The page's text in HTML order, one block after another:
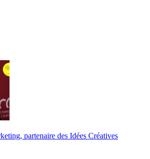
partenaire des Idées Créatives